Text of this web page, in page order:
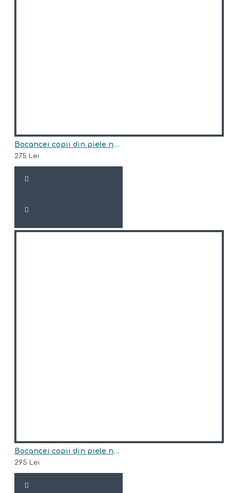
Bocancei copii din piele naturala model HUNTER
275 Lei
Bocancei copii din piele naturala model HUNTER-BLU
295 Lei